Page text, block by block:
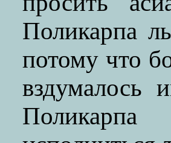
Поликарпа
потому что
вздумалось